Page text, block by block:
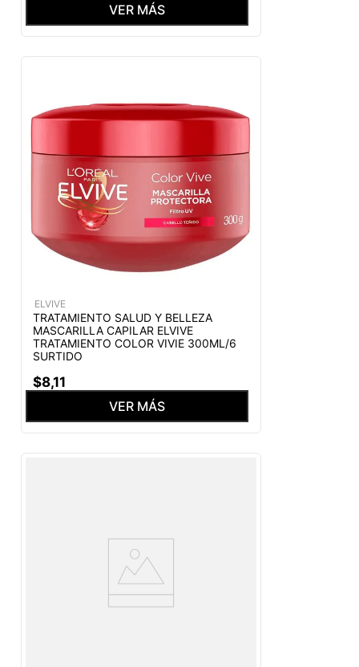
VER MÁS
ELVIVE
TRATAMIENTO SALUD Y BELLEZA
MASCARILLA CAPILAR ELVIVE
TRATAMIENTO COLOR VIVIE 300ML/6
SURTIDO
$8,11
VER MÁS